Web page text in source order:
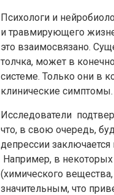
Психологи и
и травмирующего
это взаимосвязано.
толчка, может в
системе. Только они в
клинические симптомы.
Исследователи
что, в свою очередь,
депрессии
Например, в некоторых
(химического
значительным, что